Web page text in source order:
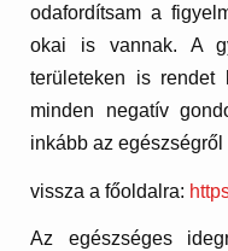
odafordítsam a
okai is vannak. A
területeken is
minden negatív
inkább az
vissza a főoldalra:
Az egészséges